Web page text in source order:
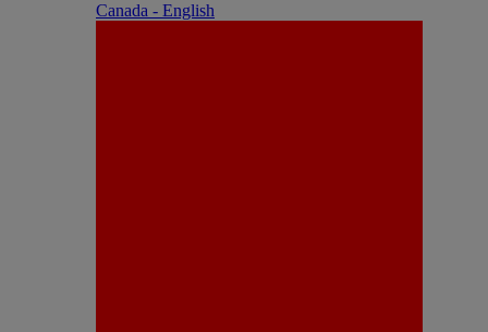
Canada - English